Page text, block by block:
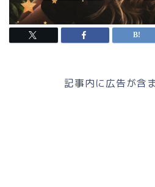
記事内に広告が含